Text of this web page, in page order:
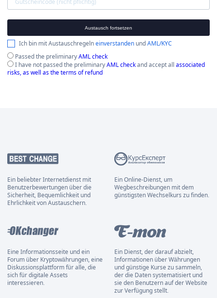
Austausch fortsetzen
Ich bin mit Austauschregelneinverstanden undAML/KYC
Passed the preliminaryAML check
I have not passed the preliminaryAML checkand accept all associated
risks, as well as the terms of refund
Ein beliebter Internetdienst mit
Benutzerbewertungen über die
Sicherheit, Bequemlichkeit und
Ehrlichkeit von Austauschern.
Ein Online-Dienst, um
Wegbeschreibungen mit dem
günstigsten Wechselkurs zu finden.
Eine Informationsseite und ein
Forum über Kryptowährungen, eine
Diskussionsplattform für alle, die
sich für digitale Assets
interessieren.
Ein Dienst, der darauf abzielt,
Informationen über Währungen
und günstige Kurse zu sammeln,
der die Daten systematisiert und
sie den Benutzern auf der Website
zur Verfügung stellt.